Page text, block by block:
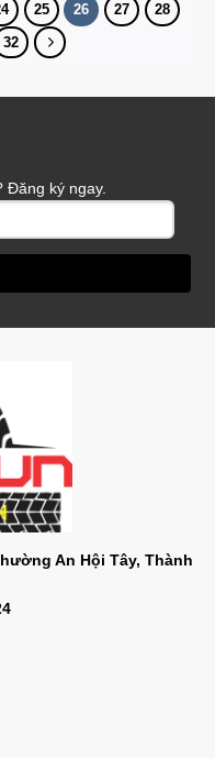
25 26 27
28
32
Đăng ký ngay.
An Hội Tây, Thành